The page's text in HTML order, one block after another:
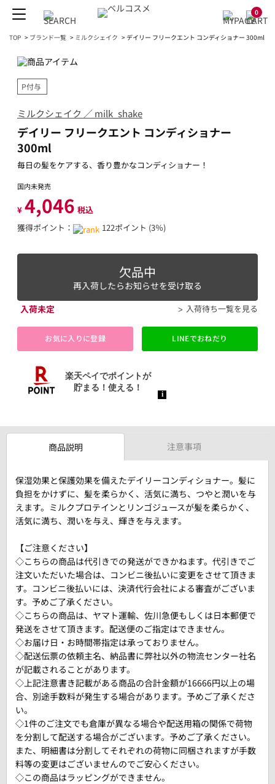
0
TOP > ブランド一覧 > ミルクシェイク >デイリー フリークエント コンディショナー 300ml
P付与
ミルクシェイク ／ milk_shake
デイリー フリークエント コンディショナー
300ml
毎日の髪をケアする、香り豊かなコンディショナー！
国内未発売
¥ 4,046 税込
獲得ポイント：
122ポイント (3％)
欠品中
再入荷したらお知らせを受け取る
入荷未定
入荷待ち一覧を見る
お気に入りに登録 LINEでおねだり
商品説明 注意事項
保湿効果と保護効果を備えたデイリーコンディショナー。髪に
負担をかけずに、髪を柔らかく、活気に満ち、つやと潤いを与
えます。ミルクプロテインとリンゴジュースが髪を柔らかく、
活気に満ち、潤いを与え、輝きを与えます。
【ご注意ください】
◇こちらの商品は代引きでの発送ができかねます。代引きでご
注文いただいた場合は、コンビニ後払いに変更をさせて頂きま
す。コンビニ後払いには、決済代行会社による審査がございま
す。予めご了承ください。
◇こちらの商品は、ヤマト運輸、佐川急便もしくは日本郵便で
発送をさせて頂きます。配送便のご指定はできません。
◇お届け日・お時間帯指定は承っておりません。
◇配送伝票の依頼主名、納品書に弊社以外の物流センター社名
が記載されることがあります。
◇上記注意書き記載がある商品の合計金額が16666円以上の場
合、別途手数料が発生する場合があります。予めご了承くださ
い。
◇1件のご注文でも倉庫が異なる場合や配送用箱の関係で荷物
を分割して配送する場合がございます。予めご了承ください。
また、明細書は分割してそれぞれの荷物に同梱されますが手数
料等の変更はございませんのでご安心ください。
◇この商品はラッピングができません。